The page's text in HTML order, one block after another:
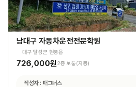
남대구 자동차운전전문학원
대구 달성군 현풍읍
726,000원 2종 보통(자동)
작성자 : 매그너스